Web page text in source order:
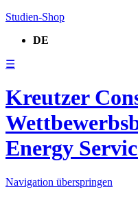
Studien-Shop
DE
☰
Kreutzer
Energy
Navigation überspringen